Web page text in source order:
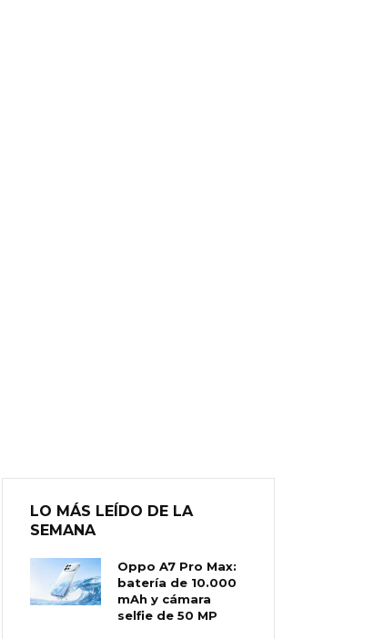
LO MÁS LEÍDO DE LA
SEMANA
Oppo A7 Pro Max:
batería de 10.000
mAh y cámara
selfie de 50 MP